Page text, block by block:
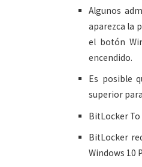
Algunos
aparezca la
el botón
encendido.
Es posible
superior
BitLocker To
BitLocker
Windows 10